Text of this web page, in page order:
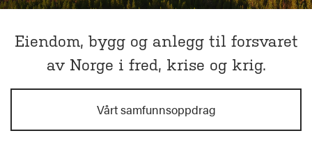
Eiendom, bygg og anlegg til forsvaret
av Norge i fred, krise og krig.
Vårt samfunnsoppdrag